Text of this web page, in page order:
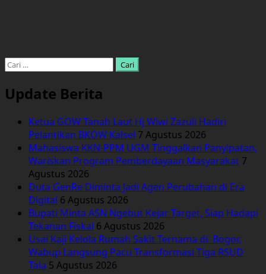
Tanamkan
Semangat
Pancasila
kepada
Muda
Tala,
Pelajar
Rebutan
Salaman
Cari
Update Berita
Ketua GOW Tanah Laut Hj Wiwi Zazuli Hadiri
Pelantikan BKOW Kalsel 7 Agustus 2026
Mahasiswa KKN-PPM UGM Tinggalkan Panyipatan,
Wariskan Program Pemberdayaan Masyarakat 7
Agustus 2026
Duta GenRe Diminta Jadi Agen Perubahan di Era
Digital 6 Agustus 2026
Bupati Minta ASN Ngebut Kejar Target, Siap Hadapi
Tekanan Fiskal 6 Agustus 2026
Usai Kaji Kelola Rumah Sakit Ternama di Bogor,
Wabup Langsung Pacu Transformasi Tiga RSUD
Tala 5 Agustus 2026